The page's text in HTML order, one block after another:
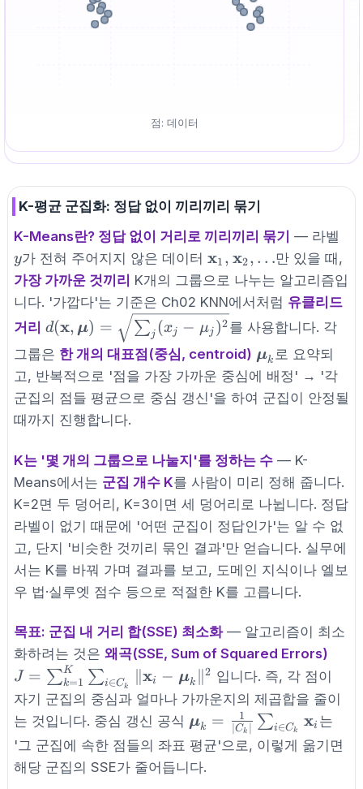
점: 데이터
K-평균 군집화: 정답 없이 끼리끼리 묶기
K-Means란? 정답 없이 거리로 끼리끼리 묶기 — 라벨
y가 전혀 주어지지 않은 데이터\mathbf{x}_1,
\mathbf{x}_2,
\ldots
x1 , x2, …만 있을 때,
가장 가까운 것끼리 K개의 그룹으로 나누는 알고리즘입
니다. '가깝다'는 기준은 Ch02 KNN에서처럼 유클리드
거리 d(\mathbf{x},
\boldsymbol{\mu})
= \sqrt{\sum_j
(x_j - \mu_j)^2}
d(x, μ) = ∑j (xj − μj )2를 사용합니다. 각
그룹은 한 개의 대표점(중심, centroid) μk 로 요약되
고, 반복적으로 '점을 가장 가까운 중심에 배정' → '각
군집의 점들 평균으로 중심 갱신'을 하여 군집이 안정될
때까지 진행합니다.
K는 '몇 개의 그룹으로 나눌지'를 정하는 수— K-
Means에서는 군집 개수 K를 사람이 미리 정해 줍니다.
K=2면 두 덩어리, K=3이면 세 덩어리로 나뉩니다. 정답
라벨이 없기 때문에 '어떤 군집이 정답인가'는 알 수 없
고, 단지 '비슷한 것끼리 묶인 결과'만 얻습니다. 실무에
서는 K를 바꿔 가며 결과를 보고, 도메인 지식이나 엘보
우 법·실루엣 점수 등으로 적절한 K를 고릅니다.
목표: 군집 내 거리 합(SSE) 최소화— 알고리즘이 최소
화하려는 것은 왜곡(SSE, Sum of Squared Errors)
J = ∑k=1
K ∑i∈Ck
xi − μk
2 입니다. 즉, 각 점이
자기 군집의 중심과 얼마나 가까운지의 제곱합을 줄이
는 것입니다. 중심 갱신 공식 \boldsymbol{\mu}_k
= \frac{1}
{|C_k|}\sum_{i \in
C_k} \mathbf{x}_i
μk = ∣Ck ∣
1 ∑i∈Ck
xi 는
'그 군집에 속한 점들의 좌표 평균'으로, 이렇게 옮기면
해당 군집의 SSE가 줄어듭니다.